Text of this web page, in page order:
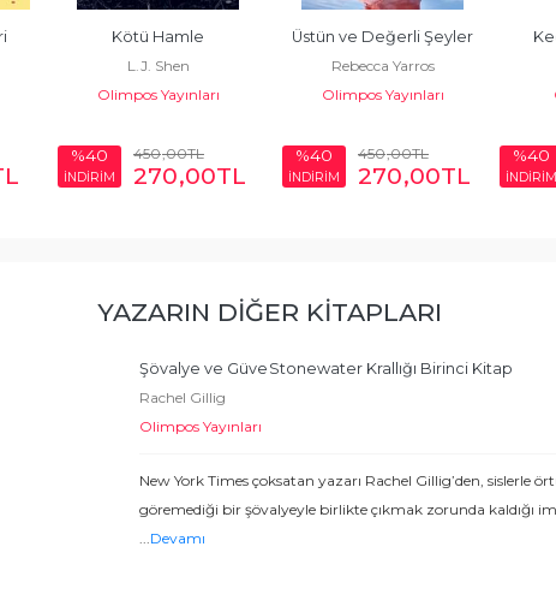
Kötü Hamle
L.J. Shen
Olimpos Yayınları
%40
İNDİRİM
450,00TL
270,00TL
Üstün ve Değerli Şeyler
Rebecca Yarros
Olimpos Yayınları
%40
İNDİRİM
450,00TL
270,00TL
%40
İNDİRİM
YAZARIN DIĞER KITAPLARI
Şövalye ve Güve Stonewater Krallığı Birinci Kitap
Rachel Gillig
Olimpos Yayınları
New York Times çoksatan yazarı Rachel Gillig’den, sislerle
göremediği bir şövalyeyle birlikte çıkmak zorunda kaldığı
...Devamı